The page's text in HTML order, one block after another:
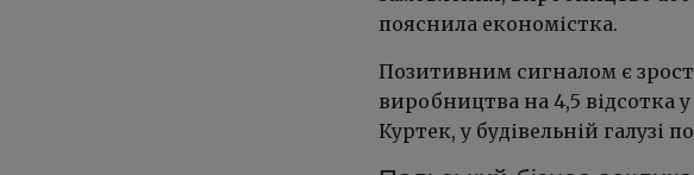
пояснила економістка.
Позитивним сигналом є
виробництва на 4,5 відсотка
Куртек, у будівельній галузі